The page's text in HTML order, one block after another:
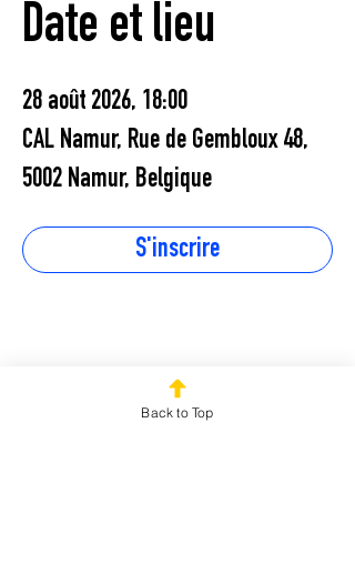
Date et lieu
28 août 2026, 18:00
CAL Namur, Rue de Gembloux 48,
5002 Namur, Belgique
S'inscrire
Partager cet
Back to Top